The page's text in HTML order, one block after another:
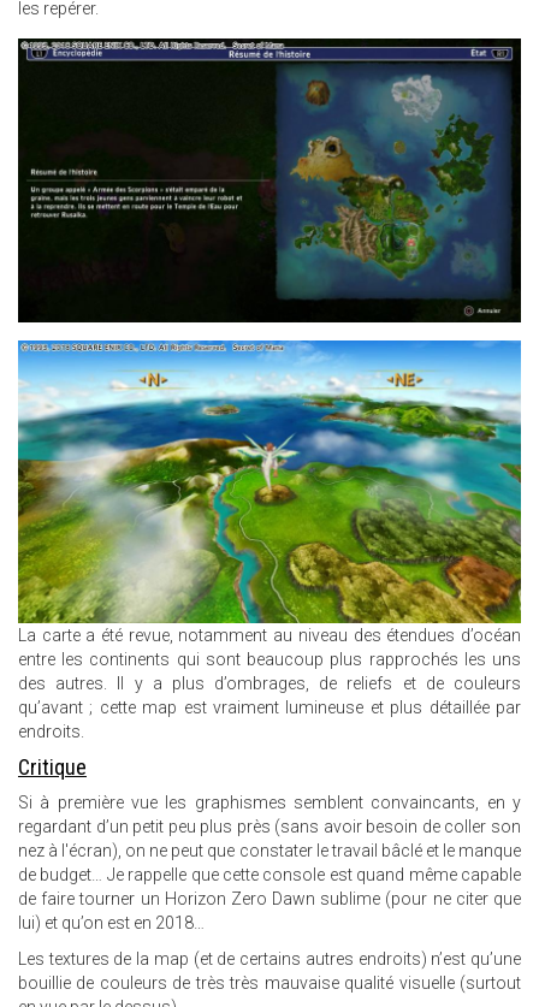
les repérer.
30.JPG
24.JPG
La carte a été revue, notamment au niveau des étendues d’océan
entre les continents qui sont beaucoup plus rapprochés les uns
des autres. Il y a plus d’ombrages, de reliefs et de couleurs
qu’avant ; cette map est vraiment lumineuse et plus détaillée par
endroits.
Critique
Si à première vue les graphismes semblent convaincants, en y
regardant d’un petit peu plus près (sans avoir besoin de coller son
nez à l'écran), on ne peut que constater le travail bâclé et le manque
de budget… Je rappelle que cette console est quand même capable
de faire tourner un Horizon Zero Dawn sublime (pour ne citer que
lui) et qu’on est en 2018…
Les textures de la map (et de certains autres endroits) n’est qu’une
bouillie de couleurs de très très mauvaise qualité visuelle (surtout